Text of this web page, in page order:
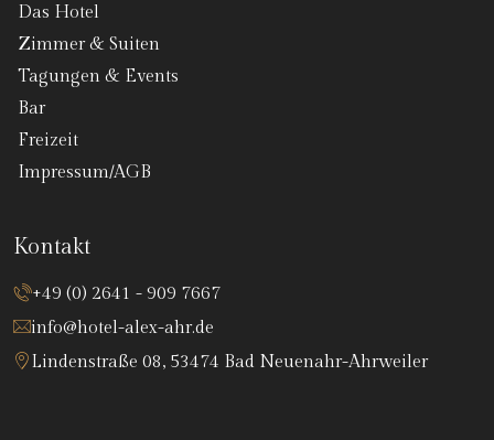
Das Hotel
Zimmer & Suiten
Tagungen & Events
Bar
Freizeit
Impressum/AGB
Kontakt
+49 (0) 2641 - 909 7667
info@hotel-alex-ahr.de
Lindenstraße 08, 53474 Bad Neuenahr-Ahrweiler